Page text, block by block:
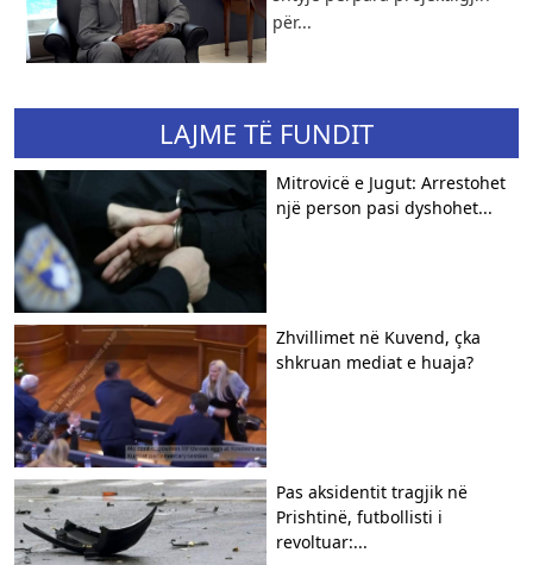
për...
LAJME TË FUNDIT
Mitrovicë e Jugut: Arrestohet
një person pasi dyshohet...
Zhvillimet në Kuvend, çka
shkruan mediat e huaja?
Pas aksidentit tragjik në
Prishtinë, futbollisti i
revoltuar:...